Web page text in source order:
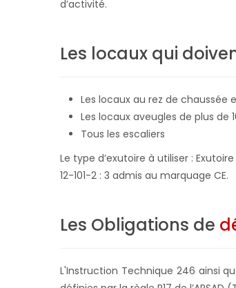
d’activité.
Les locaux qui
Les locaux au rez de chaussée
Les locaux aveugles de plus de
Tous les escaliers
Le type d’exutoire à utiliser :
12-101-2 : 3 admis au marquage CE.
Les Obligations de
L'Instruction Technique 246 ainsi